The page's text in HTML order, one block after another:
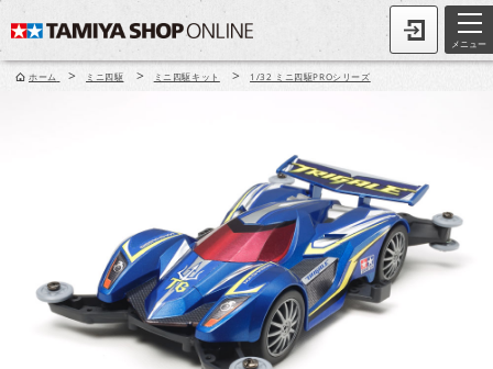
メニュー
ホーム > ミニ四駆 > ミニ四駆キット > 1/32 ミニ四駆PROシリーズ